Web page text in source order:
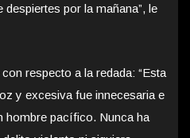
por la mañana”, le
respecto a la redada: “Esta
y excesiva fue innecesaria e
hombre pacífico. Nunca ha